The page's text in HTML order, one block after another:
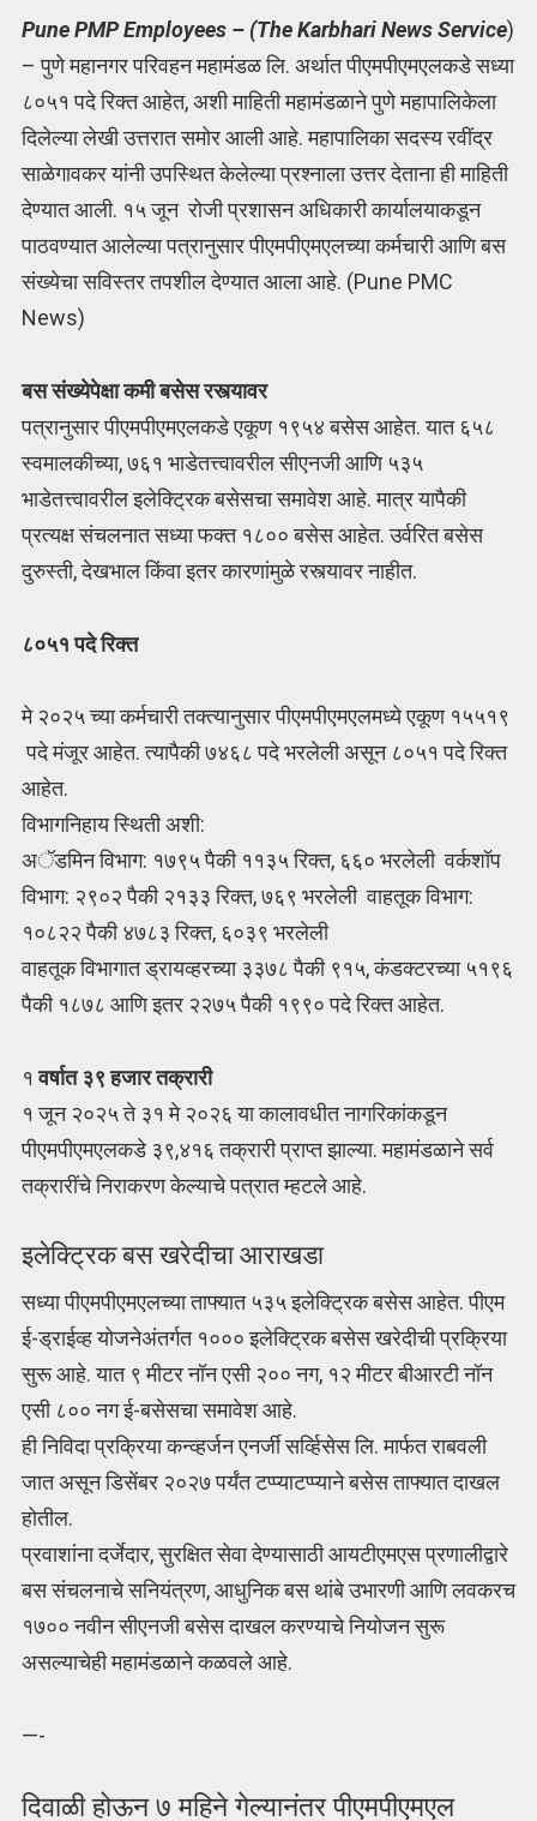
Pune PMP Employees – (The Karbhari News Service)
– पुणे महानगर परिवहन महामंडळ लि. अर्थात पीएमपीएमएलकडे सध्या
८०५१ पदे रिक्त आहेत, अशी माहिती महामंडळाने पुणे महापालिकेला
दिलेल्या लेखी उत्तरात समोर आली आहे. महापालिका सदस्य रवींद्र
साळेगावकर यांनी उपस्थित केलेल्या प्रश्नाला उत्तर देताना ही माहिती
देण्यात आली. १५ जून रोजी प्रशासन अधिकारी कार्यालयाकडून
पाठवण्यात आलेल्या पत्रानुसार पीएमपीएमएलच्या कर्मचारी आणि बस
संख्येचा सविस्तर तपशील देण्यात आला आहे. (Pune PMC
News)
बस संख्येपेक्षा कमी बसेस रस्त्यावर
पत्रानुसार पीएमपीएमएलकडे एकूण १९५४ बसेस आहेत. यात ६५८
स्वमालकीच्या, ७६१ भाडेतत्त्वावरील सीएनजी आणि ५३५
भाडेतत्त्वावरील इलेक्ट्रिक बसेसचा समावेश आहे. मात्र यापैकी
प्रत्यक्ष संचलनात सध्या फक्त १८०० बसेस आहेत. उर्वरित बसेस
दुरुस्ती, देखभाल किंवा इतर कारणांमुळे रस्त्यावर नाहीत.
८०५१ पदे रिक्त
मे २०२५ च्या कर्मचारी तक्त्यानुसार पीएमपीएमएलमध्ये एकूण १५५१९
पदे मंजूर आहेत. त्यापैकी ७४६८ पदे भरलेली असून ८०५१ पदे रिक्त
आहेत.
विभागनिहाय स्थिती अशी:
अॅडमिन विभाग: १७९५ पैकी ११३५ रिक्त, ६६० भरलेली वर्कशॉप
विभाग: २९०२ पैकी २१३३ रिक्त, ७६९ भरलेली वाहतूक विभाग:
१०८२२ पैकी ४७८३ रिक्त, ६०३९ भरलेली
वाहतूक विभागात ड्रायव्हरच्या ३३७८ पैकी ९१५, कंडक्टरच्या ५१९६
पैकी १८७८ आणि इतर २२७५ पैकी १९९० पदे रिक्त आहेत.
१ वर्षात ३९ हजार तक्रारी
१ जून २०२५ ते ३१ मे २०२६ या कालावधीत नागरिकांकडून
पीएमपीएमएलकडे ३९,४१६ तक्रारी प्राप्त झाल्या. महामंडळाने सर्व
तक्रारींचे निराकरण केल्याचे पत्रात म्हटले आहे.
इलेक्ट्रिक बस खरेदीचा आराखडा
सध्या पीएमपीएमएलच्या ताफ्यात ५३५ इलेक्ट्रिक बसेस आहेत. पीएम
ई-ड्राईव्ह योजनेअंतर्गत १००० इलेक्ट्रिक बसेस खरेदीची प्रक्रिया
सुरू आहे. यात ९ मीटर नॉन एसी २०० नग, १२ मीटर बीआरटी नॉन
एसी ८०० नग ई-बसेसचा समावेश आहे.
ही निविदा प्रक्रिया कन्व्हर्जन एनर्जी सर्व्हिसेस लि. मार्फत राबवली
जात असून डिसेंबर २०२७ पर्यंत टप्प्याटप्प्याने बसेस ताफ्यात दाखल
होतील.
प्रवाशांना दर्जेदार, सुरक्षित सेवा देण्यासाठी आयटीएमएस प्रणालीद्वारे
बस संचलनाचे सनियंत्रण, आधुनिक बस थांबे उभारणी आणि लवकरच
१७०० नवीन सीएनजी बसेस दाखल करण्याचे नियोजन सुरू
असल्याचेही महामंडळाने कळवले आहे.
—-
दिवाळी होऊन ७ महिने गेल्यानंतर पीएमपीएमएल